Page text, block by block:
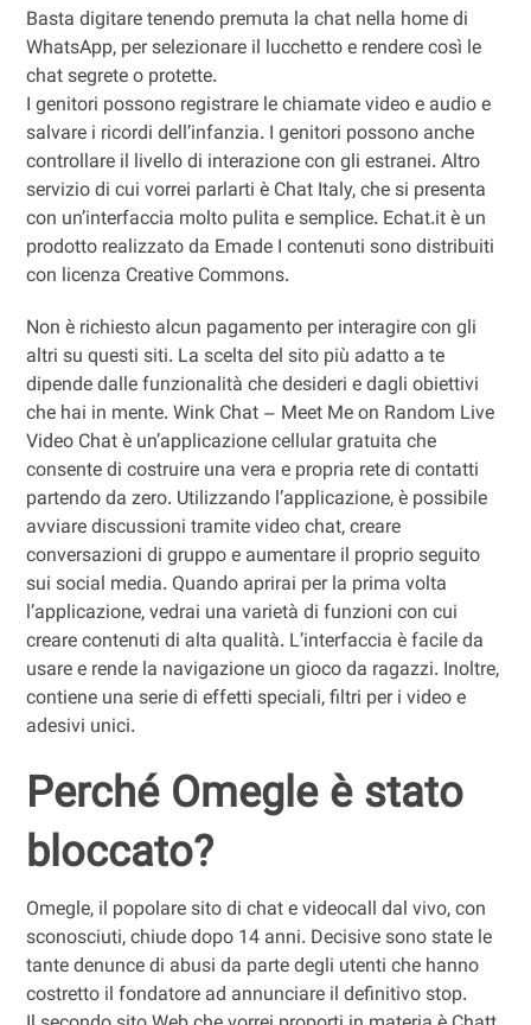
Basta digitare tenendo premuta la chat nella home di
WhatsApp, per selezionare il lucchetto e rendere così le
chat segrete o protette.
I genitori possono registrare le chiamate video e audio e
salvare i ricordi dell’infanzia. I genitori possono anche
controllare il livello di interazione con gli estranei. Altro
servizio di cui vorrei parlarti è Chat Italy, che si presenta
con un’interfaccia molto pulita e semplice. Echat.it è un
prodotto realizzato da Emade I contenuti sono distribuiti
con licenza Creative Commons.
Non è richiesto alcun pagamento per interagire con gli
altri su questi siti. La scelta del sito più adatto a te
dipende dalle funzionalità che desideri e dagli obiettivi
che hai in mente. Wink Chat – Meet Me on Random Live
Video Chat è un’applicazione cellular gratuita che
consente di costruire una vera e propria rete di contatti
partendo da zero. Utilizzando l’applicazione, è possibile
avviare discussioni tramite video chat, creare
conversazioni di gruppo e aumentare il proprio seguito
sui social media. Quando aprirai per la prima volta
l’applicazione, vedrai una varietà di funzioni con cui
creare contenuti di alta qualità. L’interfaccia è facile da
usare e rende la navigazione un gioco da ragazzi. Inoltre,
contiene una serie di effetti speciali, filtri per i video e
adesivi unici.
Perché Omegle è stato
bloccato?
Omegle, il popolare sito di chat e videocall dal vivo, con
sconosciuti, chiude dopo 14 anni. Decisive sono state le
tante denunce di abusi da parte degli utenti che hanno
costretto il fondatore ad annunciare il definitivo stop.